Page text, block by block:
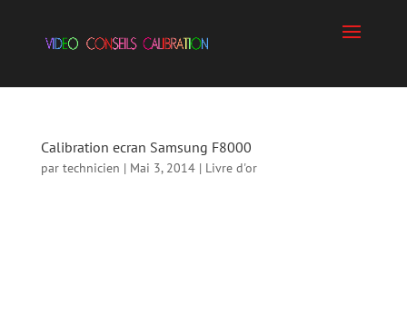
Calibration ecran Samsung F8000
par technicien | Mai 3, 2014| Livre d'or